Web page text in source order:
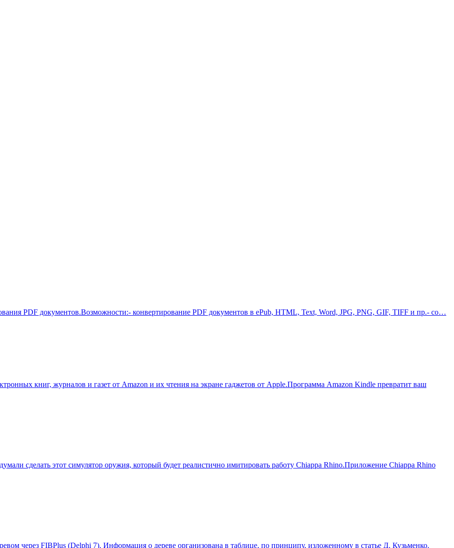
PDF документов.Возможности:- конвертирование PDF документов в ePub, HTML, Text, Word, JPG, PNG, GIF, TIFF и пр.- со…
книг, журналов и газет от Amazon и их чтения на экране гаджетов от Apple.Программа Amazon Kindle превратит ваш
сделать этот симулятор оружия, который будет реалистично имитировать работу Chiappa Rhino.Приложение Chiappa Rhino
через FIBPlus (Delphi 7). Информация о дереве организована в таблице, по принципу, изложенному в статье Д. Кузьменко.